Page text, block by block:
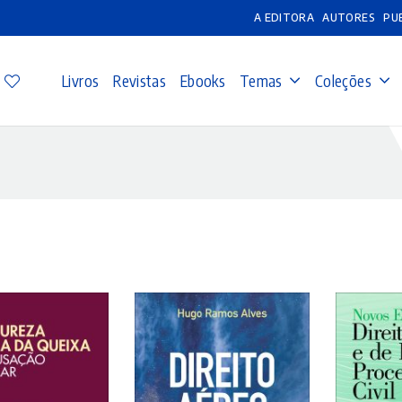
A EDITORA AUTORES
Livros Revistas Ebooks Temas Coleções